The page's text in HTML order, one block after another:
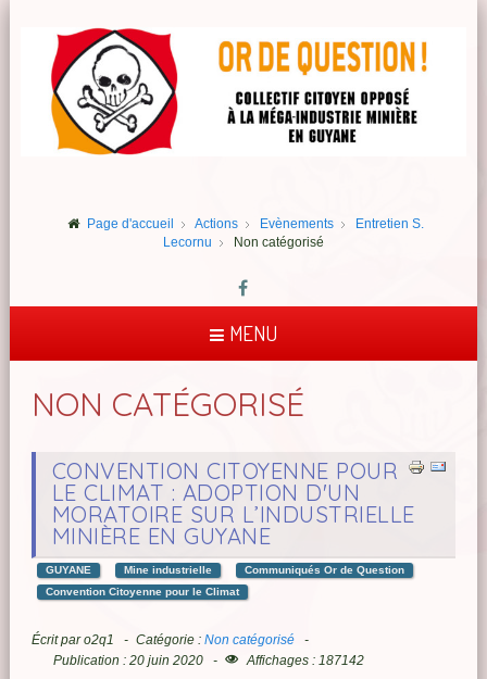
Page d'accueil Actions Evènements
Entretien S.
Lecornu
Non catégorisé
MENU
NON CATÉGORISÉ
CONVENTION CITOYENNE POUR
LE CLIMAT : ADOPTION D'UN
MORATOIRE SUR L’INDUSTRIELLE
MINIÈRE EN GUYANE
GUYANE Mine industrielle
Communiqués Or de Question
Convention Citoyenne pour le Climat
Écrit paro2q1 Catégorie : Non catégorisé
Publication : 20 juin 2020
Affichages : 187142